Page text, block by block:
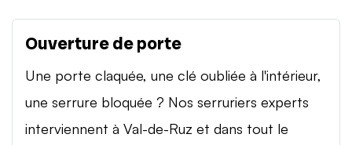
Ouverture de porte
Une porte claquée, une clé oubliée à l'intérieur,
une serrure bloquée ? Nos serruriers experts
interviennent à Val-de-Ruz et dans tout le